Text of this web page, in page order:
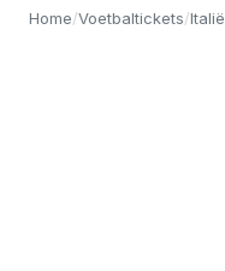
Home/Voetbaltickets/Italië